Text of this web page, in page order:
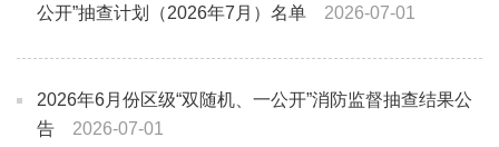
公开”抽查计划（2026年7月）名单
2026-07-01
2026年6月份区级“双随机、一公开”消防监督抽查结果公
告
2026-07-01